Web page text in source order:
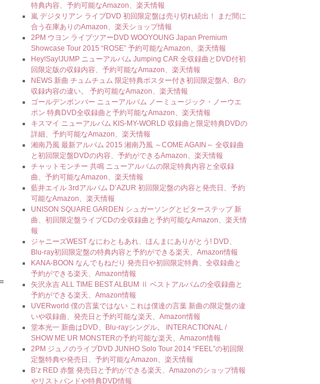
特典内容、予約可能なAmazon、楽天情報
嵐 デジタリアン ライブDVD 初回限定盤は売り切れ続出！ まだ間に
合う在庫ありのAmazon、楽天ショップ情報
2PM ウヨン ライブツアーDVD WOOYOUNG Japan Premium
Showcase Tour 2015 “ROSE” 予約可能なAmazon、楽天情報
Hey!Say!JUMP ニューアルバム Jumping CAR 全収録曲とDVD付初
回限定版の収録内容、予約可能なAmazon、楽天情報
NEWS 新曲 チュムチュム 限定特典ポスター付き初回限定盤A、Bの
収録内容の違い。 予約可能なAmazon、楽天情報
ゴールデンボンバー ニューアルバム ノーミュージック・ノーウエ
ポン 特典DVD全収録曲と予約可能なAmazon、楽天情報
キスマイ ニューアルバム KIS-MY-WORLD 収録曲と限定特典DVDの
詳細、予約可能なAmazon、楽天情報
湘南乃風 最新アルバム 2015 湘南乃風 ～COME AGAIN～ 全収録曲
と初回限定盤DVDの内容、予約ができるAmazon、楽天情報
チャットモンチー 共鳴 ニューアルバムの限定特典内容と全収録
曲、予約可能なAmazon、楽天情報
藍井エイル 3rdアルバム D’AZUR 初回限定盤の内容と発売日、予約
可能なAmazon、楽天情報
UNISON SQUARE GARDEN シュガーソングとビターステップ 新
曲、初回限定盤ライブCDの全収録曲と予約可能なAmazon、楽天情
報
ジャニーズWEST なにわともあれ、ほんまにありがとう! DVD、
Blu-ray初回限定盤の特典内容と予約ができる楽天、Amazon情報
KANA-BOON なんでもねだり 発売日や初回限定特典、全収録曲と
予約ができる楽天、Amazon情報
矢沢永吉 ALL TIME BEST ALBUM Ⅱ ベストアルバムの全収録曲と
予約ができる楽天、Amazon情報
UVERworld 僕の言葉ではない これは僕達の言葉 新曲の限定盤の違
いや収録曲、発売日と予約可能な楽天、Amazon情報
堂本光一 新曲はDVD、Blu-rayシングル。 INTERACTIONAL /
SHOW ME UR MONSTERの予約可能な楽天、Amazon情報
2PM ジュノのライブDVD JUNHO Solo Tour 2014 “FEEL”の初回限
定盤特典や発売日、予約可能なAmazon、楽天情報
B’z RED 赤盤 発売日と予約ができる楽天、Amazonのショップ情報
やリストバンドや特典DVD情報